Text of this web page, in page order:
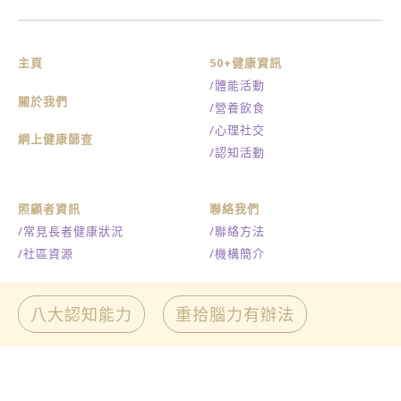
八大認知能力 重拾腦力有辦法
主頁
關於我們
網上健康篩查
50+健康資訊
/體能活動
/營養飲食
/心理社交
/認知活動
照顧者資訊
/常見長者健康狀況
/社區資源
/刊物影片
/傳媒報道
聯絡我們
/聯絡方法
/機構簡介
私隱政策
網站地圖